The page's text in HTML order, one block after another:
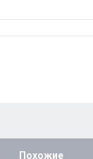
Похожие